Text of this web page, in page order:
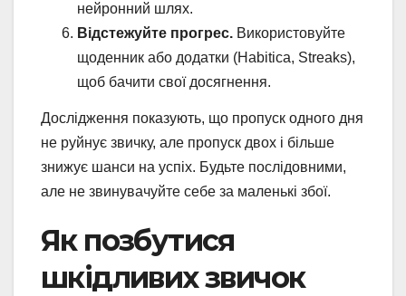
нейронний шлях.
Відстежуйте прогрес. Використовуйте
щоденник або додатки (Habitica, Streaks),
щоб бачити свої досягнення.
Дослідження показують, що пропуск одного дня
не руйнує звичку, але пропуск двох і більше
знижує шанси на успіх. Будьте послідовними,
але не звинувачуйте себе за маленькі збої.
Як позбутися
шкідливих звичок